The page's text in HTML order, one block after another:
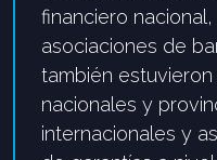
financiero
asociaciones de
también est
nacionales y
internacionales y